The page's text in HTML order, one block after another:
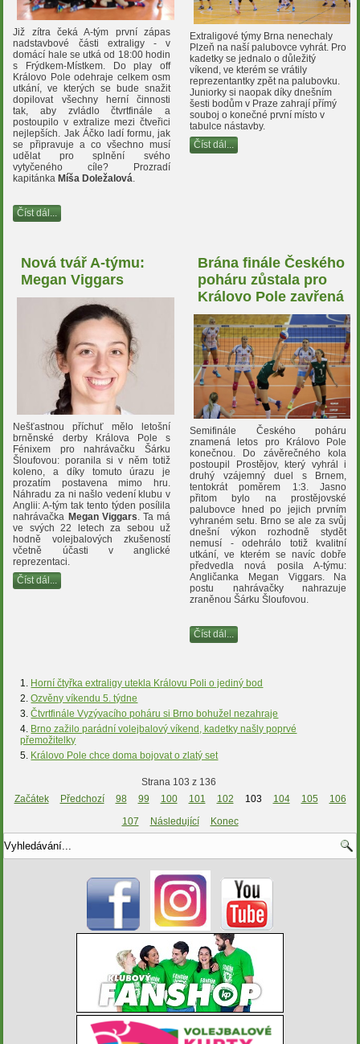
Již zítra čeká A-tým první zápas
nadstavbové části extraligy - v
domácí hale se utká od 18:00 hodin
s Frýdkem-Místkem. Do play off
Královo Pole odehraje celkem osm
utkání, ve kterých se bude snažit
dopilovat všechny herní činnosti
tak, aby zvládlo čtvrtfinále a
postoupilo v extralize mezi čtveřici
nejlepších. Jak Áčko ladí formu, jak
se připravuje a co všechno musí
udělat pro splnění svého
vytyčeného cíle? Prozradí
kapitánka Míša Doležalová.
Číst dál...
Extraligové týmy Brna nenechaly
Plzeň na naší palubovce vyhrát. Pro
kadetky se jednalo o důležitý
víkend, ve kterém se vrátily
reprezentantky zpět na palubovku.
Juniorky si naopak díky dnešním
šesti bodům v Praze zahrají přímý
souboj o konečné první místo v
tabulce nástavby.
Číst dál...
Nová tvář A-týmu:
Megan Viggars
Nešťastnou příchuť mělo letošní
brněnské derby Králova Pole s
Fénixem pro nahrávačku Šárku
Šloufovou: poranila si v něm totiž
koleno, a díky tomuto úrazu je
prozatím postavena mimo hru.
Náhradu za ni našlo vedení klubu v
Anglii: A-tým tak tento týden posílila
nahrávačka Megan Viggars. Ta má
ve svých 22 letech za sebou už
hodně volejbalových zkušeností
včetně účasti v anglické
reprezentaci.
Číst dál...
Brána finále Českého
poháru zůstala pro
Královo Pole zavřená
Semifinále Českého poháru
znamená letos pro Královo Pole
konečnou. Do závěrečného kola
postoupil Prostějov, který vyhrál i
druhý vzájemný duel s Brnem,
tentokrát poměrem 1:3. Jasno
přitom bylo na prostějovské
palubovce hned po jejich prvním
vyhraném setu. Brno se ale za svůj
dnešní výkon rozhodně stydět
nemusí - odehrálo totiž kvalitní
utkání, ve kterém se navíc dobře
předvedla nová posila A-týmu:
Angličanka Megan Viggars. Na
postu nahrávačky nahrazuje
zraněnou Šárku Šloufovou.
Číst dál...
Horní čtyřka extraligy utekla Královu Poli o jediný bod
Ozvěny víkendu 5. týdne
Čtvrtfinále Vyzývacího poháru si Brno bohužel nezahraje
Brno zažilo parádní volejbalový víkend, kadetky našly poprvé
přemožitelky
Královo Pole chce doma bojovat o zlatý set
Strana 103 z 136
Začátek
Předchozí 98 99 100 101 102 103 104 105
106
107
Následující Konec